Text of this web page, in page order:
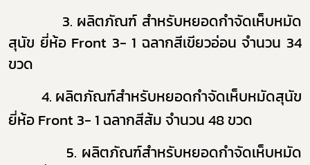
3. ผลิตภัณฑ์ สำหรับหยอดกำจัดเห็บหมัด
สุนัข ยี่ห้อ Front 3- 1 ฉลากสีเขียวอ่อน จำนวน 34
ขวด
4. ผลิตภัณฑ์สำหรับหยอดกำจัดเห็บหมัดสุนัข
ยี่ห้อFront 3- 1 ฉลากสีส้ม จำนวน 48 ขวด
ผลิตภัณฑ์สำหรับหยอดกำจัดเห็บหมัด